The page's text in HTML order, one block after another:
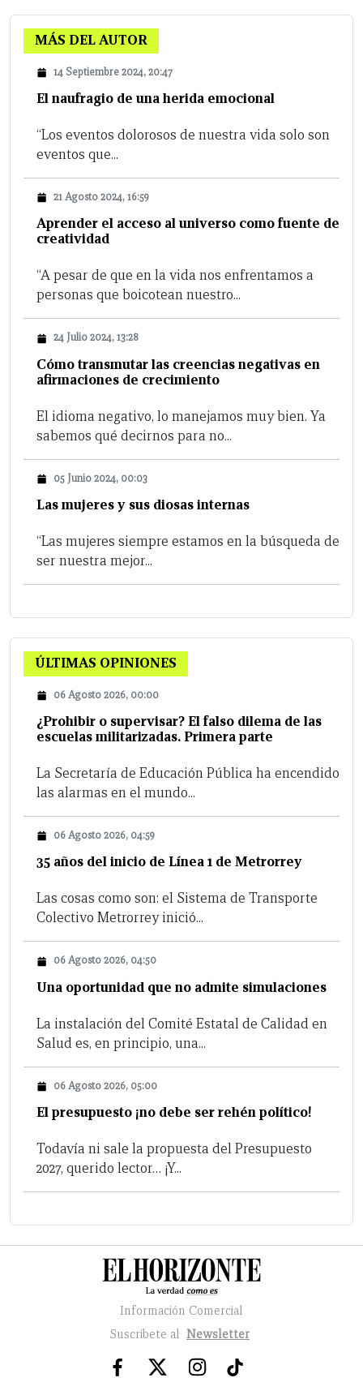
MÁS DEL AUTOR
14 Septiembre 2024, 20:47
El naufragio de una herida emocional
“Los eventos dolorosos de nuestra vida solo son
eventos que...
21 Agosto 2024, 16:59
Aprender el acceso al universo como fuente de
creatividad
“A pesar de que en la vida nos enfrentamos a
personas que boicotean nuestro...
24 Julio 2024, 13:28
Cómo transmutar las creencias negativas en
afirmaciones de crecimiento
El idioma negativo, lo manejamos muy bien. Ya
sabemos qué decirnos para no...
05 Junio 2024, 00:03
Las mujeres y sus diosas internas
“Las mujeres siempre estamos en la búsqueda de
ser nuestra mejor...
ÚLTIMAS OPINIONES
06 Agosto 2026, 00:00
¿Prohibir o supervisar? El falso dilema de las
escuelas militarizadas. Primera parte
La Secretaría de Educación Pública ha encendido
las alarmas en el mundo...
06 Agosto 2026, 04:59
35 años del inicio de Línea 1 de Metrorrey
Las cosas como son: el Sistema de Transporte
Colectivo Metrorrey inició...
06 Agosto 2026, 04:50
Una oportunidad que no admite simulaciones
La instalación del Comité Estatal de Calidad en
Salud es, en principio, una...
06 Agosto 2026, 05:00
El presupuesto ¡no debe ser rehén político!
Todavía ni sale la propuesta del Presupuesto
2027, querido lector… ¡Y...
Información Comercial
Suscribete al Newsletter